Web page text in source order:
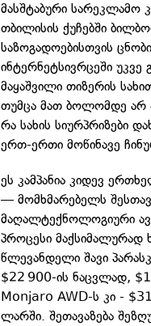
მასშტაბური სარეკლამო
თბილისის ქუჩებში
საზოგადოებისთვის
ინტერნეტსივრცეში უკვე
მაყაშვილი თიზერის
თუმცა მათ ბოლომდე არ
რა სახის სიურპრიზები
ერთ-ერთი მოწინავე
ეს კამპანია კიდევ
— მომხმარებელს
მაღალტექნოლოგიური
პროცესი მაქსიმალურად
წლევანდელი შავი
$22 900-ის ნაცვლად,
Monjaro AWD-ს კი -
ლარში. შეთავაზება